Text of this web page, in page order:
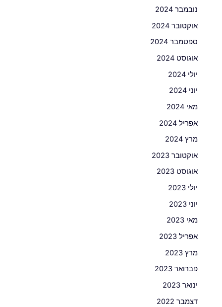
נובמבר 2024
אוקטובר 2024
ספטמבר 2024
אוגוסט 2024
יולי 2024
יוני 2024
מאי 2024
אפריל 2024
מרץ 2024
אוקטובר 2023
אוגוסט 2023
יולי 2023
יוני 2023
מאי 2023
אפריל 2023
מרץ 2023
פברואר 2023
ינואר 2023
דצמבר 2022